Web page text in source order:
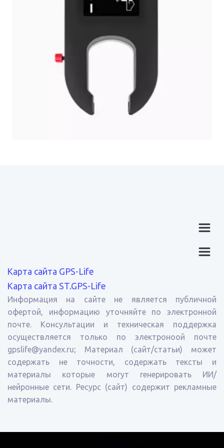
Карта сайта GPS-Life
Карта сайта ST.GPS-Life
Информация на сайте не является публичной
офертой, информацию уточняйте по электронной
почте. Консультации и техническая поддержка
осуществляется только по электроноой почте
gpslife@yandex.ru; Материал (сайт/статьи) может
содержать не точности, содержать тексты и
материалы которые могут генерировать ИИ/
нейронные сети. Ресурс (сайт) содержит рекламные
материалы.